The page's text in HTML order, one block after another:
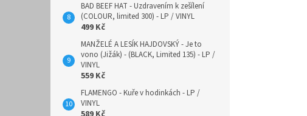
BAD BEEF HAT - Uzdravením k zešílení
(COLOUR, limited 300) - LP / VINYL
499 Kč
MANŽELÉ A LESÍK HAJDOVSKÝ - Je to
vono (Jižák) - (BLACK, Limited 135) - LP /
VINYL
559 Kč
FLAMENGO - Kuře v hodinkách - LP /
VINYL